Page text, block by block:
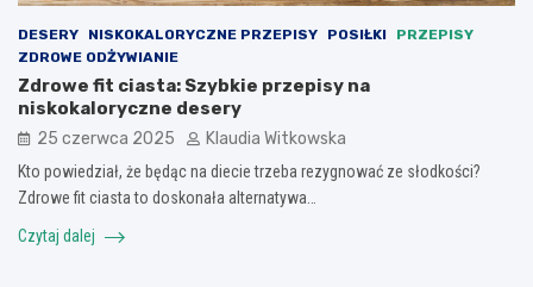
DESERY NISKOKALORYCZNE PRZEPISY POSIŁKI
PRZEPISY
ZDROWE ODŻYWIANIE
Zdrowe fit ciasta: Szybkie przepisy na
niskokaloryczne desery
25 czerwca 2025 Klaudia Witkowska
Kto powiedział, że będąc na diecie trzeba rezygnować ze słodkości?
Zdrowe fit ciasta to doskonała alternatywa…
Czytaj dalej